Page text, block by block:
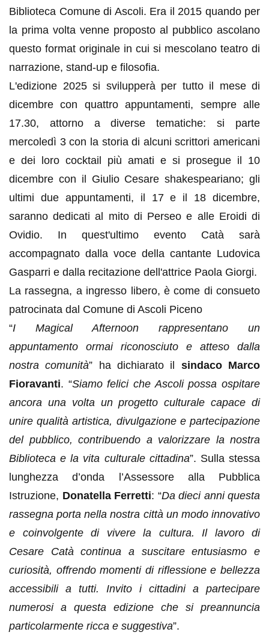
Biblioteca Comune di Ascoli. Era il 2015 quando per
la prima volta venne proposto al pubblico ascolano
questo format originale in cui si mescolano teatro di
narrazione, stand-up e filosofia.
L'edizione 2025 si svilupperà per tutto il mese di
dicembre con quattro appuntamenti, sempre alle
17.30, attorno a diverse tematiche: si parte
mercoledì 3 con la storia di alcuni scrittori americani
e dei loro cocktail più amati e si prosegue il 10
dicembre con il Giulio Cesare shakespeariano; gli
ultimi due appuntamenti, il 17 e il 18 dicembre,
saranno dedicati al mito di Perseo e alle Eroidi di
Ovidio. In quest'ultimo evento Catà sarà
accompagnato dalla voce della cantante Ludovica
Gasparri e dalla recitazione dell'attrice Paola Giorgi.
La rassegna, a ingresso libero, è come di consueto
patrocinata dal Comune di Ascoli Piceno
“I Magical Afternoon rappresentano un
appuntamento ormai riconosciuto e atteso dalla
nostra comunità” ha dichiarato il sindaco Marco
Fioravanti. “Siamo felici che Ascoli possa ospitare
ancora una volta un progetto culturale capace di
unire qualità artistica, divulgazione e partecipazione
del pubblico, contribuendo a valorizzare la nostra
Biblioteca e la vita culturale cittadina”. Sulla stessa
lunghezza d’onda l’Assessore alla Pubblica
Istruzione, Donatella Ferretti: “Da dieci anni questa
rassegna porta nella nostra città un modo innovativo
e coinvolgente di vivere la cultura. Il lavoro di
Cesare Catà continua a suscitare entusiasmo e
curiosità, offrendo momenti di riflessione e bellezza
accessibili a tutti. Invito i cittadini a partecipare
numerosi a questa edizione che si preannuncia
particolarmente ricca e suggestiva”.